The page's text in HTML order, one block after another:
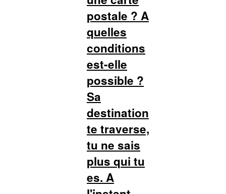
postale ? A
quelles
conditions
est-elle
possible ?
Sa
destination
te traverse,
tu ne sais
plus qui tu
es. A